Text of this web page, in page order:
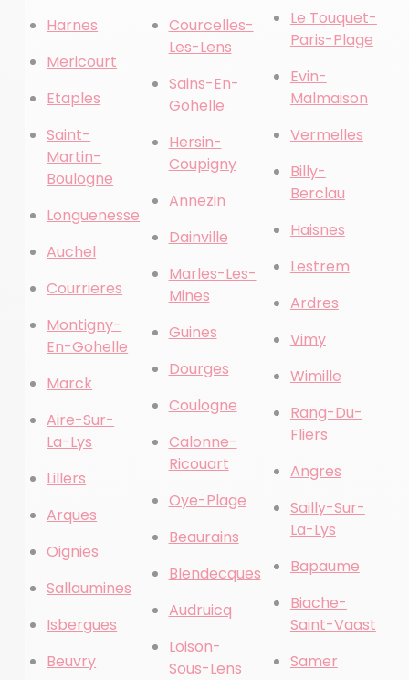
Harnes
Mericourt
Etaples
Saint-
Martin-
Boulogne
Longuenesse
Auchel
Courrieres
Montigny-
En-Gohelle
Marck
Aire-Sur-
La-Lys
Lillers
Arques
Oignies
Sallaumines
Isbergues
Beuvry
Courcelles-
Les-Lens
Sains-En-
Gohelle
Hersin-
Coupigny
Annezin
Dainville
Marles-Les-
Mines
Guines
Dourges
Coulogne
Calonne-
Ricouart
Oye-Plage
Beaurains
Blendecques
Audruicq
Loison-
Sous-Lens
Le Touquet-
Paris-Plage
Evin-
Malmaison
Vermelles
Billy-
Berclau
Haisnes
Lestrem
Ardres
Vimy
Wimille
Rang-Du-
Fliers
Angres
Sailly-Sur-
La-Lys
Bapaume
Biache-
Saint-Vaast
Samer